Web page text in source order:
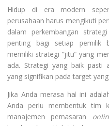
Hidup di era modern
perusahaan harus mengikuti
dalam perkembangan
penting bagi setiap pemilik
memiliki strategi “jitu” yang
ada. Strategi yang baik pasti
yang signifikan pada target
Jika Anda merasa hal ini
Anda perlu membentuk tim
manajemen pemasaran